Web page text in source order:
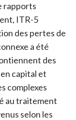
rapports
ITR-5
des pertes de
a été
des
capital et
complexes
au traitement
selon les